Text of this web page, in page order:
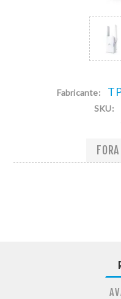
Fabricante:
SKU: